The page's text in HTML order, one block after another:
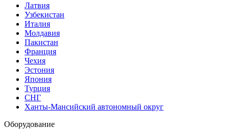
Латвия
Узбекистан
Италия
Молдавия
Пакистан
Франция
Чехия
Эстония
Япония
Турция
СНГ
Ханты-Мансийский автономный округ
Оборудование